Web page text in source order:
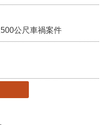
公尺車禍案件